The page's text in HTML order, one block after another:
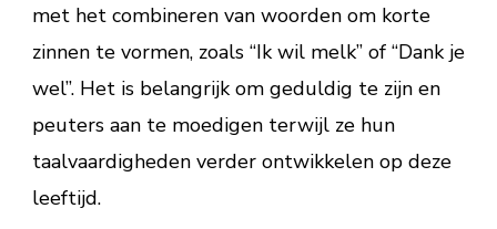
met het combineren van woorden om korte
zinnen te vormen, zoals “Ik wil melk” of “Dank je
wel”. Het is belangrijk om geduldig te zijn en
peuters aan te moedigen terwijl ze hun
taalvaardigheden verder ontwikkelen op deze
leeftijd.